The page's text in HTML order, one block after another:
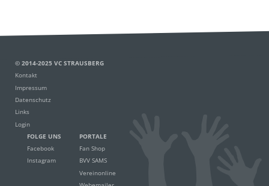
© 2014-2025 VC STRAUSBERG
Kontakt
Impressum
Datenschutz
Links
Login
FOLGE UNS
Facebook
Instagram
PORTALE
Fan Shop
BVV SAMS
Vereinonline